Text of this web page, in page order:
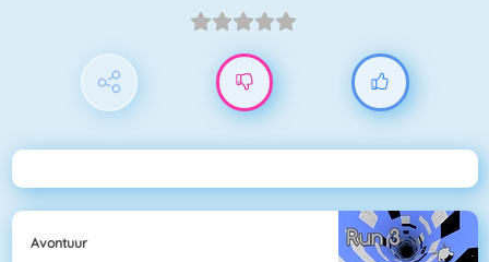
Avontuur